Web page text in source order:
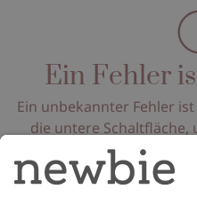
Ein Fehler
Ein unbekannter Fehler
die untere Schaltfläche,
Seite